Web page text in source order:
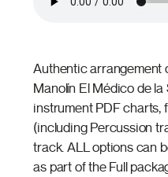
Authentic arrangement
Manolín El Médico de la
instrument PDF charts,
(including Percussion
track. ALL options can
as part of the Full